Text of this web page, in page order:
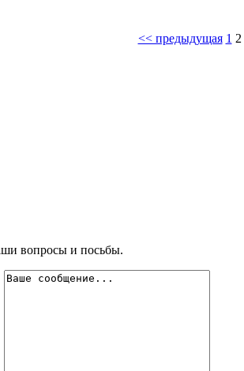
<< предыдущая 1 2
вопросы и посьбы.